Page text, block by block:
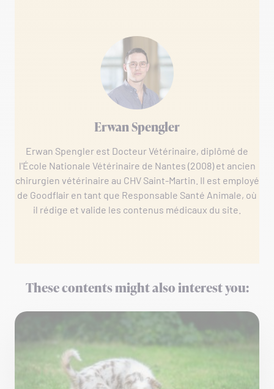
Erwan Spengler
Erwan Spengler est Docteur Vétérinaire, diplômé de
l'École Nationale Vétérinaire de Nantes (2008) et ancien
chirurgien vétérinaire au CHV Saint-Martin. Il est employé
de Goodflair en tant que Responsable Santé Animale, où
il rédige et valide les contenus médicaux du site.
These contents might also interest you: